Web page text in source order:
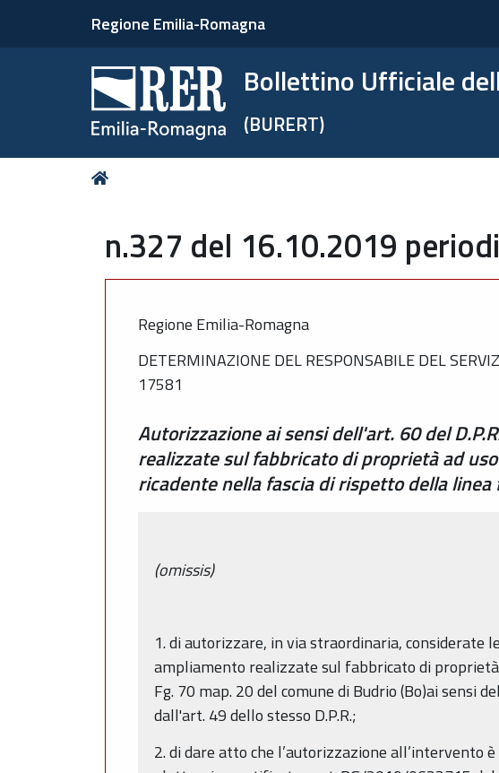
Regione Emilia-Romagna
Bollettino Ufficiale
(BURERT)
Tu
n.327 del 16.10.2019
Regione Emilia-Romagna
DETERMINAZIONE DEL RESPONSABILE DEL
17581
Autorizzazione ai sensi dell'art. 60 del
realizzate sul fabbricato di proprietà ad
ricadente nella fascia di rispetto della
(omissis)
1. di autorizzare, in via straordinaria, considerate
ampliamento realizzate sul fabbricato di
Fg. 70 map. 20 del comune di Budrio (Bo)ai sensi
dall'art. 49 dello stesso D.P.R.;
2. di dare atto che l’autorizzazione